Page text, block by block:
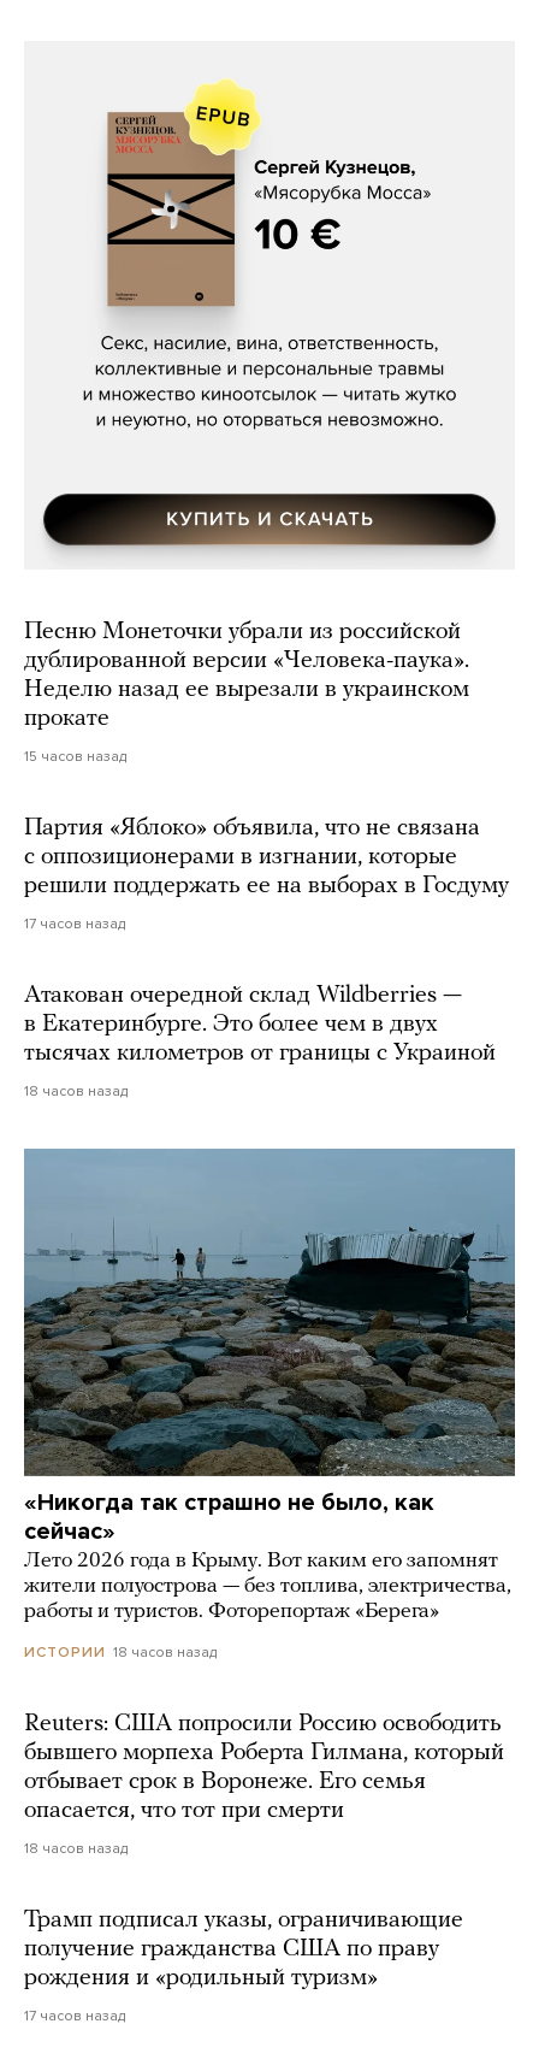
Сергей Кузнецов, «Мясорубка
Песню Монеточки убрали из российской
дублированной версии «Человека-паука».
Неделю назад ее вырезали в украинском
прокате
15 часов назад
Партия «Яблоко» объявила, что не связана
с оппозиционерами в изгнании, которые
решили поддержать ее на выборах в Госдуму
17 часов назад
Атакован очередной склад Wildberries —
в Екатеринбурге. Это более чем в двух
тысячах километров от границы с Украиной
18 часов назад
«Никогда так страшно не было, как
сейчас»
Лето 2026 года в Крыму. Вот каким его запомнят
жители полуострова — без топлива, электричества,
работы и туристов. Фоторепортаж «Берега»
ИСТОРИИ 18 часов назад
Reuters: США попросили Россию освободить
бывшего морпеха Роберта Гилмана, который
отбывает срок в Воронеже. Его семья
опасается, что тот при смерти
18 часов назад
Трамп подписал указы, ограничивающие
получение гражданства США по праву
рождения и «родильный туризм»
17 часов назад